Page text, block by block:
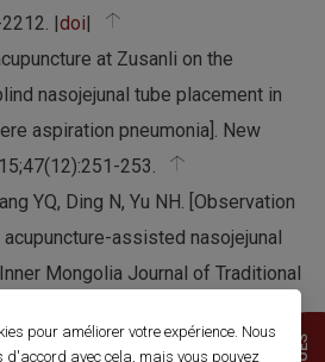
|doi|
at Zusanli on the
nasojejunal tube placement in
aspiration pneumonia]. New
253.
YQ, Ding N, Yu NH. [Observation
assisted nasojejunal
Mongolia Journal of Traditional
X, Ni B, Li J, Yan L. [Application
pour améliorer votre expérience. Nous
d'accord avec cela, mais vous pouvez